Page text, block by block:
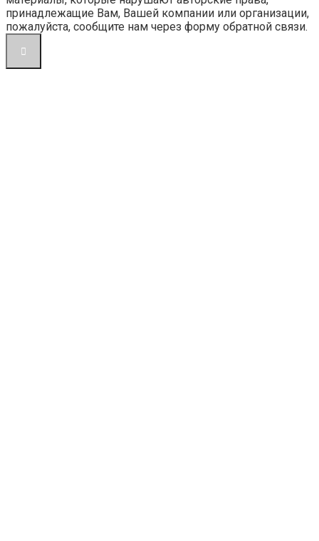
принадлежащие Вам, Вашей компании или организации,
пожалуйста, сообщите нам через форму обратной связи.